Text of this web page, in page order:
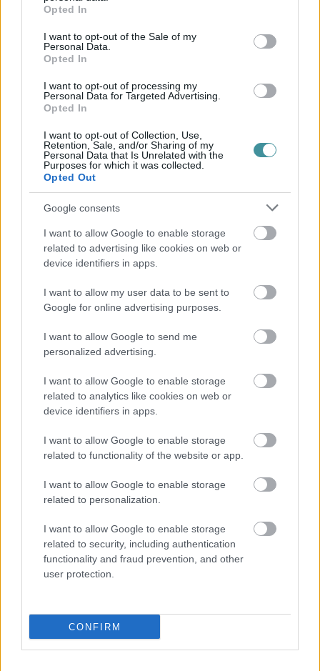
use your data for below specified purposes in below Google
consent section.
Opted In
I want to opt-out of the Sale of my
Personal Data.
Opted In
I want to opt-out of processing my
Personal Data for Targeted Advertising.
Opted In
I want to opt-out of Collection, Use,
Retention, Sale, and/or Sharing of my
Personal Data that Is Unrelated with the
Purposes for which it was collected.
Opted Out
Google consents
I want to allow Google to enable storage
related to advertising like cookies on web or
device identifiers in apps.
I want to allow my user data to be sent to
Google for online advertising purposes.
I want to allow Google to send me
personalized advertising.
I want to allow Google to enable storage
related to analytics like cookies on web or
device identifiers in apps.
I want to allow Google to enable storage
related to functionality of the website or app.
I want to allow Google to enable storage
related to personalization.
I want to allow Google to enable storage
related to security, including authentication
functionality and fraud prevention, and other
user protection.
CONFIRM
Egerben
2026. augusztus 07
Halmentés Szarvaskőnél: őshonos és védett halakat
2026. augusztus 07|Környék ügye